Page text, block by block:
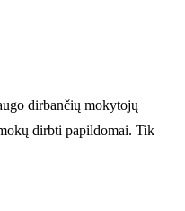
dirbančių mokytojų
dirbti papildomai. Tik